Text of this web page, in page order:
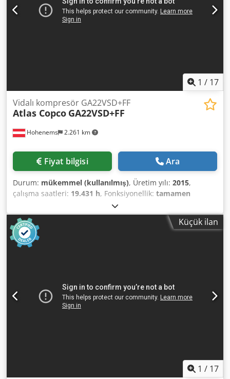
1 / 17
Hohenems 2.261 km
Vidalı kompresör GA22VSD+FF
Atlas Copco GA22VSD+FF
Fiyat bilgisi Ara
Durum: mükemmel (kullanılmış), Üretim yılı: 2015,
çalışma saatleri: 19.431 h, Fonksiyonellik: tamamen
, Atlas Copco GA22VSD+FF Vidalı Kompresör
Frekans dönüştürücü ve kurutucu entegre 22 kW Dsdpfxsy
Nlqgj Ab Teck 12,75 bar 4,51 m3/dak İmalat yılı: 2015
Çalışma saati: 19.431
Küçük ilan
1 / 17